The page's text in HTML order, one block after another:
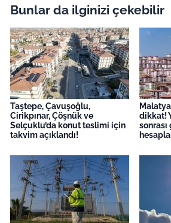
Bunlar da ilginizi çekebilir
Taştepe, Çavuşoğlu,
Cirikpınar, Çöşnük ve
Selçuklu’da konut teslimi için
takvim açıklandı!
dikkat!